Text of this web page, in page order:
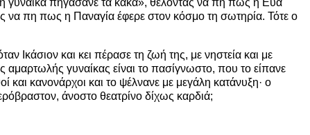
γυναίκα πηγάσανε τα κακά», θέλοντας να πη πως η Εύα
να πη πως η Παναγία έφερε στον κόσμο τη σωτηρία. Τότε ο
Ικάσιον και κει πέρασε τη ζωή της, με νηστεία και με
γυναίκας είναι το πασίγνωστο, που το είπανε
κανονάρχοι και το ψέλνανε με μεγάλη κατάνυξη· ο
άνοστο θεατρίνο δίχως καρδιά;